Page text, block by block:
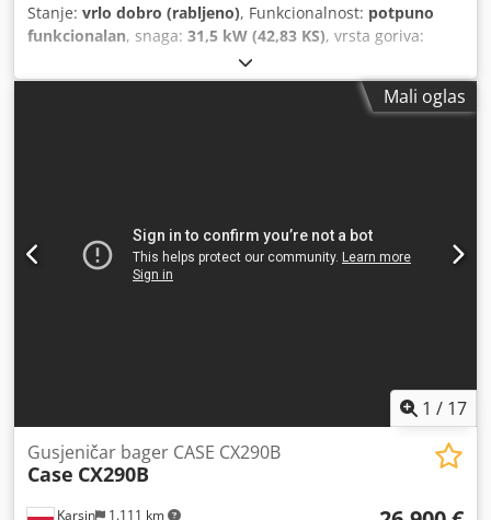
Stanje: vrlo dobro (rabljeno), Funkcionalnost: potpuno
funkcionalan, snaga: 31,5 kW (42,83 KS), vrsta goriva:
, ukupna masa:
lanca:60 postotak, Godina izgradnje:2012, radni sati:
Mali oglas
1 / 17
Karsin 1.111 km
Gusjeničar bager CASE CX290B
Case CX290B